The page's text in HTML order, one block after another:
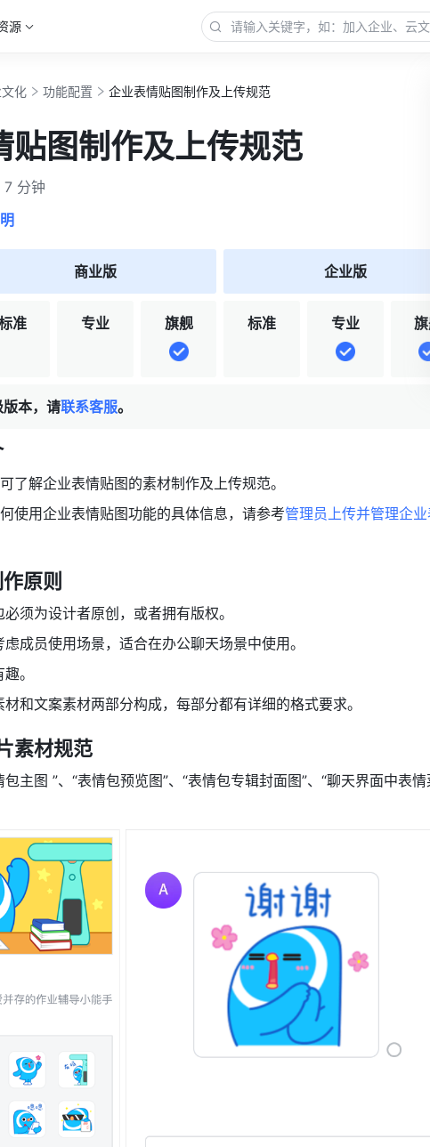
源
化 功能配置 企业表情贴图制作及上传规范
贴图制作及上传规范
7 分钟
商业版
准 专业 旗舰
企业版
标准 专业 旗
本，请联系客服。
了解企业表情贴图的素材制作及上传规范。
使用企业表情贴图功能的具体信息，请参考管理员上传并管理企
原则
须为设计者原创，或者拥有版权。
成员使用场景，适合在办公聊天场景中使用。
。
和文案素材两部分构成，每部分都有详细的格式要求。
素材规范
主图 ”、“表情包预览图”、“表情包专辑封面图”、“聊天界面中表